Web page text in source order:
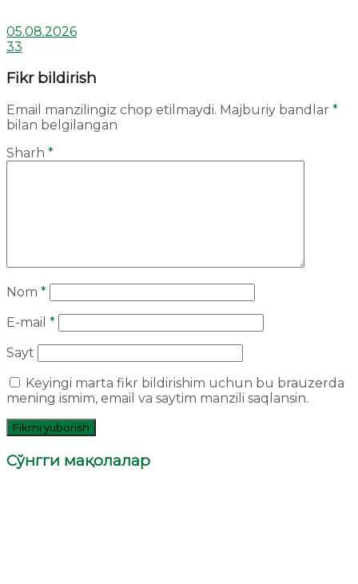
05.08.2026
33
Fikr bildirish
Email manzilingiz chop etilmaydi. Majburiy bandlar *
bilan belgilangan
Sharh *
Nom *
E-mail *
Sayt
Keyingi marta fikr bildirishim uchun bu brauzerda
mening ismim, email va saytim manzili saqlansin.
Сўнгги мақолалар